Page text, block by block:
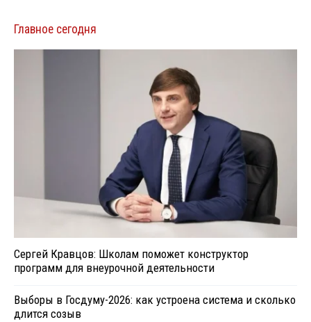
Главное сегодня
Сергей Кравцов: Школам поможет конструктор
программ для внеурочной деятельности
Выборы в Госдуму-2026: как устроена система и сколько
длится созыв